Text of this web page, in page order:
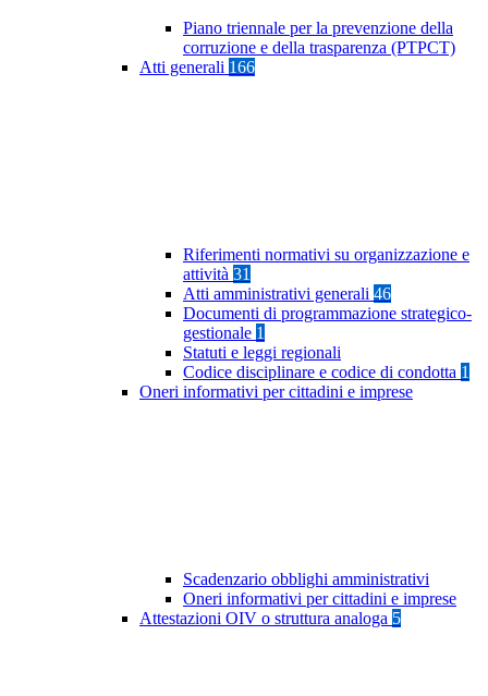
Piano triennale per la prevenzione della
corruzione e della trasparenza (PTPCT)
Atti generali 166
Riferimenti normativi su organizzazione e
attività 31
Atti amministrativi generali 46
Documenti di programmazione strategico-
gestionale 1
Statuti e leggi regionali
Codice disciplinare e codice di condotta 1
Oneri informativi per cittadini e imprese
Scadenzario obblighi amministrativi
Oneri informativi per cittadini e imprese
Attestazioni OIV o struttura analoga 5